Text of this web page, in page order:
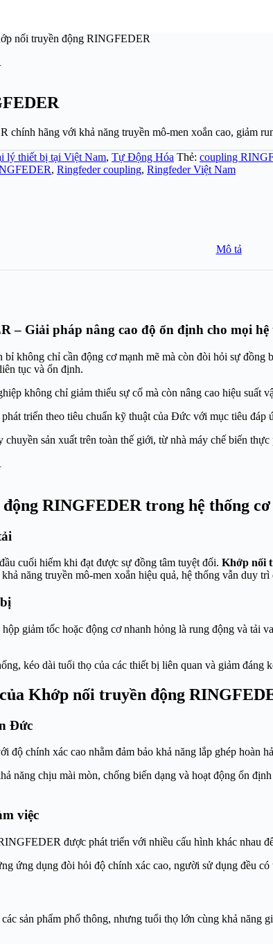
nối truyền động RINGFEDER
hãng với khả năng truyền mô-men xoắn cao, giảm
lý thiết bị tại Việt Nam, Tự Động Hóa Thẻ: coupling
, Ringfeder coupling, Ringfeder Việt Nam
Mô tả
– Giải pháp nâng cao độ ổn định cho mọi
không chỉ cần động cơ mạnh mẽ mà còn đòi hỏi sự
tục và ổn định.
không chỉ giảm thiểu sự cố mà còn nâng cao hiệu suất
triển theo tiêu chuẩn kỹ thuật của Đức với mục tiêu đáp
chuyền sản xuất trên toàn thế giới, từ nhà máy chế biến
RINGFEDER trong hệ thống
cuối hiếm khi đạt được sự đồng tâm tuyệt đối. Khớp nối
năng truyền mô-men xoắn hiệu quả, hệ thống vẫn duy
giảm tốc hoặc động cơ nhanh hỏng là rung động và
kéo dài tuổi thọ của các thiết bị liên quan và giảm đáng
Khớp nối truyền động
Đức
độ chính xác cao nhằm đảm bảo khả năng lắp ghép hoàn
năng chịu mài mòn, chống biến dạng và hoạt động ổn
việc
được phát triển với nhiều cấu hình khác nhau
ứng dụng đòi hỏi độ chính xác cao, người sử dụng đều
sản phẩm phổ thông, nhưng tuổi thọ lớn cùng khả